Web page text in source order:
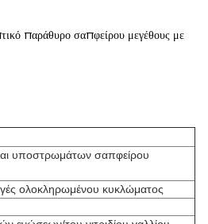
παράθυρο σαπφείρου μεγέθους με
υποστρωμάτων σαπφείρου
ολοκληρωμένου κυκλώματος